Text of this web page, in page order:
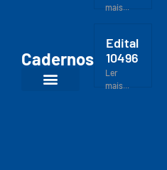
Cadernos
mais...
Edital
10496
Ler
mais...